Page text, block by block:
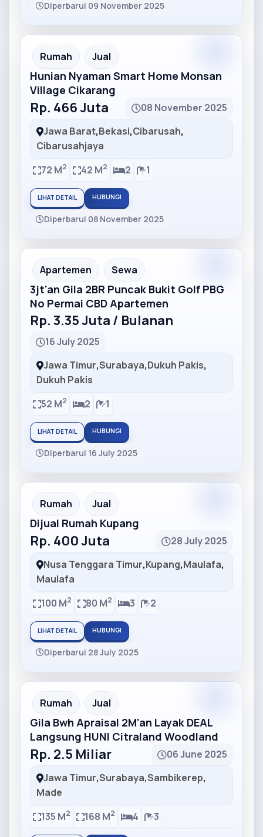
Diperbarui 09 November 2025
Partner Ad
Rumah Jual
Hunian Nyaman Smart Home Monsan
Village Cikarang
Rp. 466 Juta
08 November 2025
Jawa Barat,Bekasi,Cibarusah,
Cibarusahjaya
72 M2 42 M2 2 1
LIHAT DETAIL HUBUNGI
Diperbarui 08 November 2025
Partner Ad
Apartemen Sewa
3jt'an Gila 2BR Puncak Bukit Golf PBG
No Permai CBD Apartemen
Rp. 3.35 Juta / Bulanan
16 July 2025
Jawa Timur,Surabaya,Dukuh Pakis,
Dukuh Pakis
52 M2 2 1
LIHAT DETAIL HUBUNGI
Diperbarui 16 July 2025
Partner Ad
Rumah Jual
Dijual Rumah Kupang
Rp. 400 Juta
28 July 2025
Nusa Tenggara Timur,Kupang,Maulafa,
Maulafa
100 M2 80 M2 3 2
LIHAT DETAIL HUBUNGI
Diperbarui 28 July 2025
Partner Ad
Rumah Jual
Gila Bwh Apraisal 2M'an Layak DEAL
Langsung HUNI Citraland Woodland
Rp. 2.5 Miliar
06 June 2025
Jawa Timur,Surabaya,Sambikerep,
Made
135 M2 168 M2 4 3